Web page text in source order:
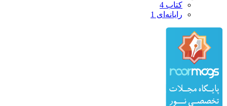
کتاب 4
رایانه‌ای 1